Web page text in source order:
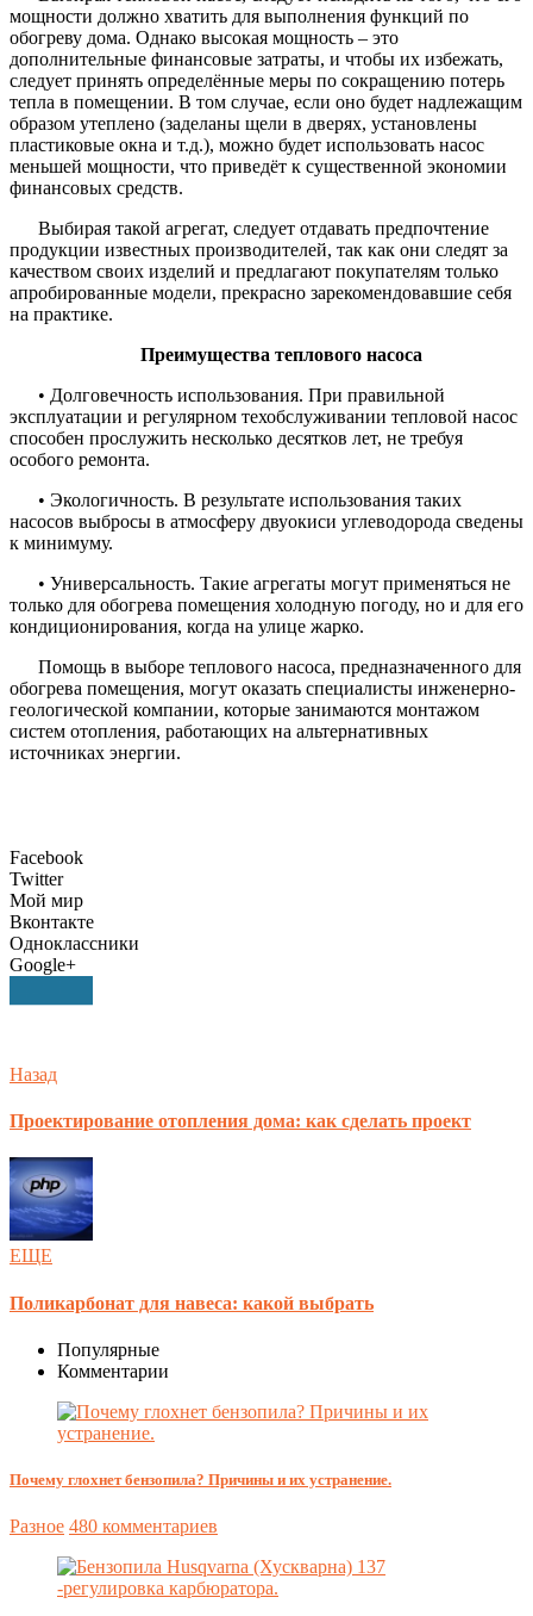
мощности должно хватить для выполнения функций по
обогреву дома. Однако высокая мощность – это
дополнительные финансовые затраты, и чтобы их избежать,
следует принять определённые меры по сокращению потерь
тепла в помещении. В том случае, если оно будет надлежащим
образом утеплено (заделаны щели в дверях, установлены
пластиковые окна и т.д.), можно будет использовать насос
меньшей мощности, что приведёт к существенной экономии
финансовых средств.
Выбирая такой агрегат, следует отдавать предпочтение
продукции известных производителей, так как они следят за
качеством своих изделий и предлагают покупателям только
апробированные модели, прекрасно зарекомендовавшие себя
на практике.
Преимущества теплового насоса
• Долговечность использования. При правильной
эксплуатации и регулярном техобслуживании тепловой насос
способен прослужить несколько десятков лет, не требуя
особого ремонта.
• Экологичность. В результате использования таких
насосов выбросы в атмосферу двуокиси углеводорода сведены
к минимуму.
• Универсальность. Такие агрегаты могут применяться не
только для обогрева помещения холодную погоду, но и для его
кондиционирования, когда на улице жарко.
Помощь в выборе теплового насоса, предназначенного для
обогрева помещения, могут оказать специалисты инженерно-
геологической компании, которые занимаются монтажом
систем отопления, работающих на альтернативных
источниках энергии.
Facebook
Twitter
Мой мир
Вконтакте
Одноклассники
Google+
Назад
Проектирование отопления дома: как сделать проект
ЕЩЕ
Поликарбонат для навеса: какой выбрать
Популярные
Комментарии
Почему глохнет бензопила? Причины и их устранение.
Разное 480 комментариев